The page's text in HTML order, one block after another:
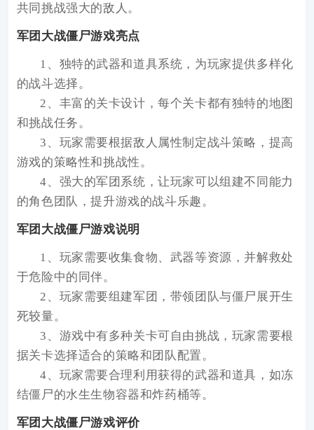
共同挑战强大的敌人。
军团大战僵尸游戏亮点
1、独特的武器和道具系统，为玩家提供多样化
的战斗选择。
2、丰富的关卡设计，每个关卡都有独特的地图
和挑战任务。
3、玩家需要根据敌人属性制定战斗策略，提高
游戏的策略性和挑战性。
4、强大的军团系统，让玩家可以组建不同能力
的角色团队，提升游戏的战斗乐趣。
军团大战僵尸游戏说明
1、玩家需要收集食物、武器等资源，并解救处
于危险中的同伴。
2、玩家需要组建军团，带领团队与僵尸展开生
死较量。
3、游戏中有多种关卡可自由挑战，玩家需要根
据关卡选择适合的策略和团队配置。
4、玩家需要合理利用获得的武器和道具，如冻
结僵尸的水生生物容器和炸药桶等。
军团大战僵尸游戏评价